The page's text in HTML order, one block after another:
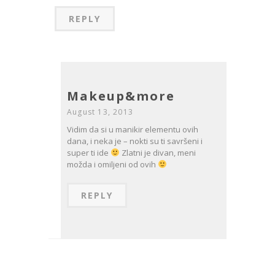
REPLY
Makeup&more
August 13, 2013
Vidim da si u manikir elementu ovih
dana, i neka je – nokti su ti savršeni i
super ti ide
Zlatni je divan, meni
možda i omiljeni od ovih
REPLY